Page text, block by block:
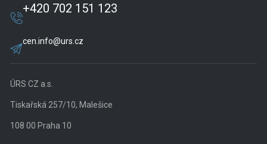
+420 702 151 123
cen.info@urs.cz
ÚRS CZ a.s.
Tiskařská 257/10, Malešice
108 00 Praha 10